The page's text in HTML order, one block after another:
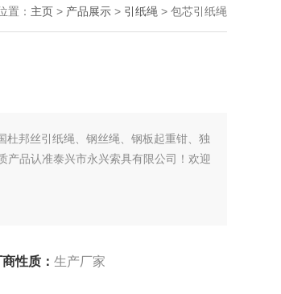
置： 主页> 产品展示> 引纸绳 > 包芯引纸绳
邦丝引纸绳、钢丝绳、钢板起重钳、独
产品认准泰兴市永兴索具有限公司！欢迎
商性质：生产厂家